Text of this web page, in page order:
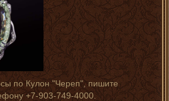
по Кулон "Череп", пишите
+7-903-749-4000.